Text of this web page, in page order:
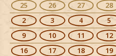
25 26 27 28
2
3 4 5
9
10 11 12
16
17 18 19